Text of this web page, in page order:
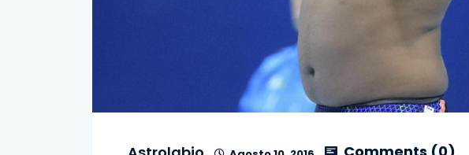
Comments (0)